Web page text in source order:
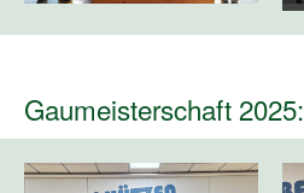
Gaumeisterschaft 2025: